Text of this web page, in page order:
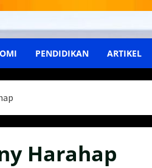
PENDIDIKAN ARTIKEL
Harahap